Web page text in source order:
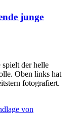
junge
der helle
Oben links hat
fotografiert.